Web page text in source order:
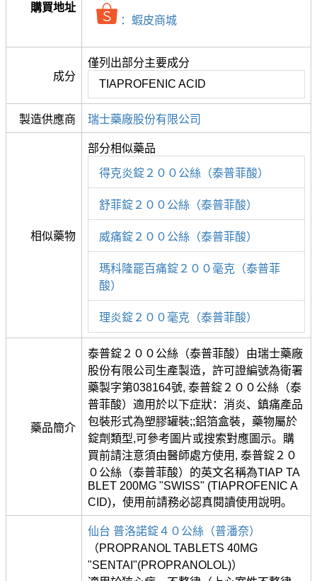
購買地址
：蝦皮商城
成分
僅列出部分主要成分
TIAPROFENIC ACID
製造供應商 瑞士藥廠股份有限公司
相似藥物
部分相似藥品
得克炎錠２００公絲（泰普菲酸）
舒菲錠２００公絲（泰普菲酸）
威痛錠２００公絲（泰普菲酸）
瑪科隆罷百痛錠２００毫克（泰普菲
酸）
理炎錠２００毫克（泰普菲酸）
藥品簡介
泰普錠２００公絲（泰普菲酸）由瑞士藥廠
股份有限公司生產製造，許可證編號為衛署
藥製字第038164號, 泰普錠２００公絲（泰
普菲酸）適用於以下症狀：消炎、鎮痛產品
包裝形式為塑膠罐裝;;鋁箔盒裝，藥物屬於
錠劑類型,可參考圖片或搜索對應圖示。購
買前請注意須由醫師處方使用, 泰普錠２０
０公絲（泰普菲酸）的英文名稱為TIAP TA
BLET 200MG "SWISS" (TIAPROFENIC A
CID)，使用前請務必認真閱讀使用說明。
仙台 普洛諾錠４０公絲（普潘奈）
（PROPRANOL TABLETS 40MG
"SENTAI"(PROPRANOLOL)）